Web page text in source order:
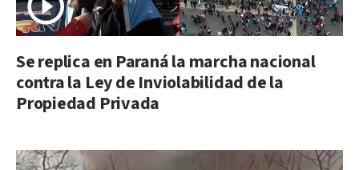
Se replica en Paraná la marcha nacional
contra la Ley de Inviolabilidad de la
Propiedad Privada